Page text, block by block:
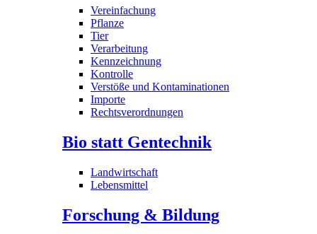
Vereinfachung
Pflanze
Tier
Verarbeitung
Kennzeichnung
Kontrolle
Verstöße und Kontaminationen
Importe
Rechtsverordnungen
Bio statt Gentechnik
Landwirtschaft
Lebensmittel
Forschung & Bildung